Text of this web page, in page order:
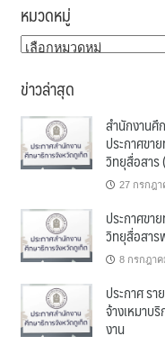
หมวดหมู่
หมวด
ข่าวล่าสุด
สำนักงานศึ
ประกาศข
วิทยุสื่อสาร
27 กรกฎา
ประกาศข
วิทยุสื่อสา
8 กรกฎาค
ประกาศ ร
จ้างเหมาบ
งาน